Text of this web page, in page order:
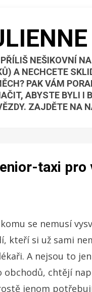
NEŠIKOVNÍ
A NECHCETE
PAK VÁM
ABYSTE BYLI I
ZAJDĚTE NA
taxi pro
se nemusí
kteří si už sami
A nejsou to
obchodů, chtějí
jenom